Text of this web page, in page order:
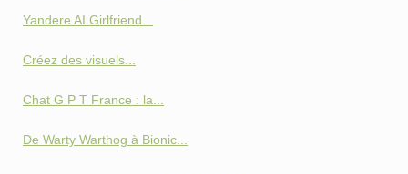
Yandere AI Girlfriend...
Créez des visuels...
Chat G P T France : la...
De Warty Warthog à Bionic...